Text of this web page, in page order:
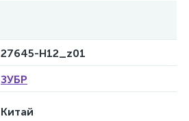
27645-H12_z01
ЗУБР
Китай